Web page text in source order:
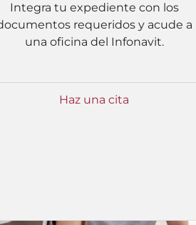
Integra tu expediente con los
requeridos y acude a
una oficina del Infonavit.
Haz una cita